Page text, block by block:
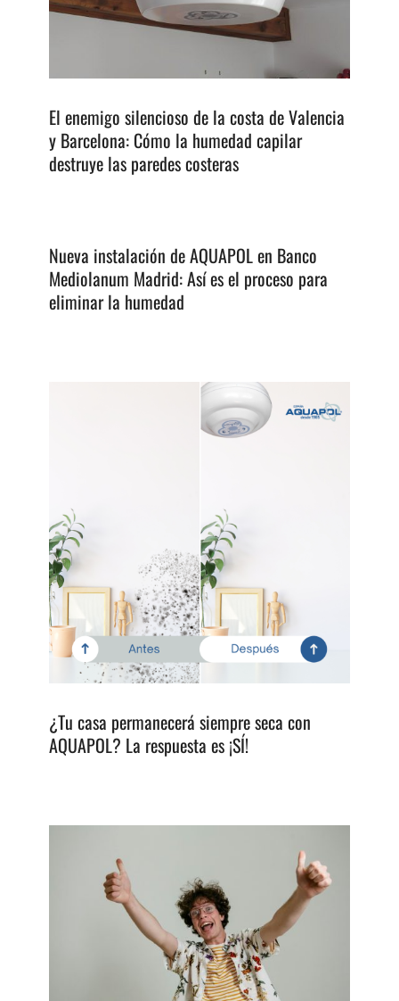
El enemigo silencioso de la costa de Valencia
y Barcelona: Cómo la humedad capilar
destruye las paredes costeras
Nueva instalación de AQUAPOL en Banco
Mediolanum Madrid: Así es el proceso para
eliminar la humedad
¿Tu casa permanecerá siempre seca con
AQUAPOL? La respuesta es ¡SÍ!